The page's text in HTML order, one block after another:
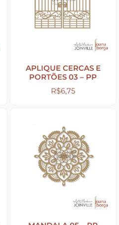
– remédios
APLIQUE CERCAS E
PORTÕES 03 – PP
R$6,75